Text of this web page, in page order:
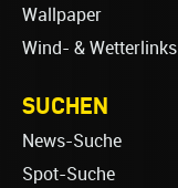
Wallpaper
Wind- & Wetterlinks
SUCHEN
News-Suche
Spot-Suche